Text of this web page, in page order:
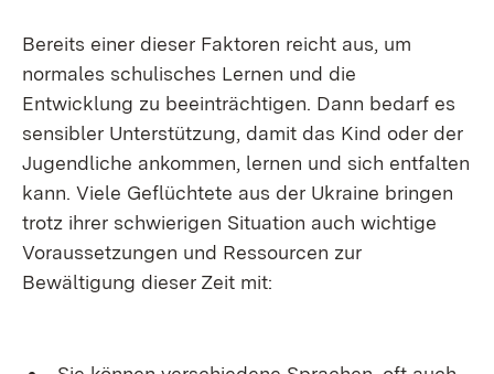
Bereits einer dieser Faktoren reicht aus, um
normales schulisches Lernen und die
Entwicklung zu beeinträchtigen. Dann bedarf es
sensibler Unterstützung, damit das Kind oder der
Jugendliche ankommen, lernen und sich entfalten
kann. Viele Geflüchtete aus der Ukraine bringen
trotz ihrer schwierigen Situation auch wichtige
Voraussetzungen und Ressourcen zur
Bewältigung dieser Zeit mit: